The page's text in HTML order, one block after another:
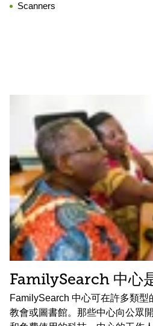
Scanners
FamilySearch 中心
FamilySearch 中心可在許多類型
教會或圖書館。那些中心向公眾